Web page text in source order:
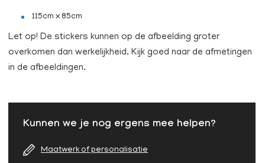
115cm x 85cm
Let op! De stickers kunnen op de afbeelding groter
overkomen dan werkelijkheid. Kijk goed naar de afmetingen
in de afbeeldingen.
Kunnen we je nog ergens mee helpen?
Maatwerk of personalisatie